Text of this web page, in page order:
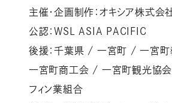
主催・企画制作：オキシア株式会
公認：WSL ASIA PACIFIC
後援：千葉県 / 一宮町 / 一宮
一宮町商工会 / 一宮町観光協
フィン業組合